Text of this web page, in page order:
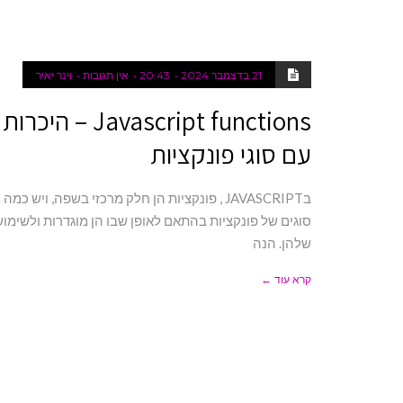
21 בדצמבר 2024 20:43 אין תגובות וינר יאיר
Javascript functions – היכרות
עם סוגי פונקציות
בJAVASCRIPT , פונקציות הן חלק מרכזי בשפה, ויש כמה
סוגים של פונקציות בהתאם לאופן שבו הן מוגדרות
שלהן. הנה
קרא עוד ←